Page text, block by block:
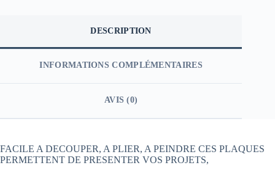
DESCRIPTION
INFORMATIONS COMPLÉMENTAIRES
AVIS (0)
FACILE A DECOUPER, A PLIER, A PEINDRE CES PLAQUES
PERMETTENT DE PRESENTER VOS PROJETS,